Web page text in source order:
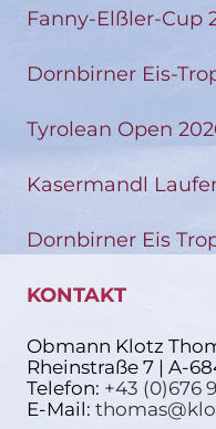
Fanny-Elßler-Cup
Dornbirner Eis-
Tyrolean Open
Kasermandl
Dornbirner Eis
KONTAKT
Obmann Klotz
Rheinstraße 7 | A-
Telefon: +43 (0)676
E-Mail: